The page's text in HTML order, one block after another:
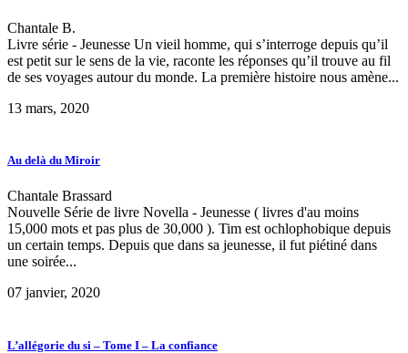
Chantale B.
Livre série - Jeunesse Un vieil homme, qui s’interroge depuis qu’il
est petit sur le sens de la vie, raconte les réponses qu’il trouve au fil
de ses voyages autour du monde. La première histoire nous amène...
13 mars, 2020
Au delà du Miroir
Chantale Brassard
Nouvelle Série de livre Novella - Jeunesse ( livres d'au moins
15,000 mots et pas plus de 30,000 ). Tim est ochlophobique depuis
un certain temps. Depuis que dans sa jeunesse, il fut piétiné dans
une soirée...
07 janvier, 2020
L’allégorie du si – Tome I – La confiance